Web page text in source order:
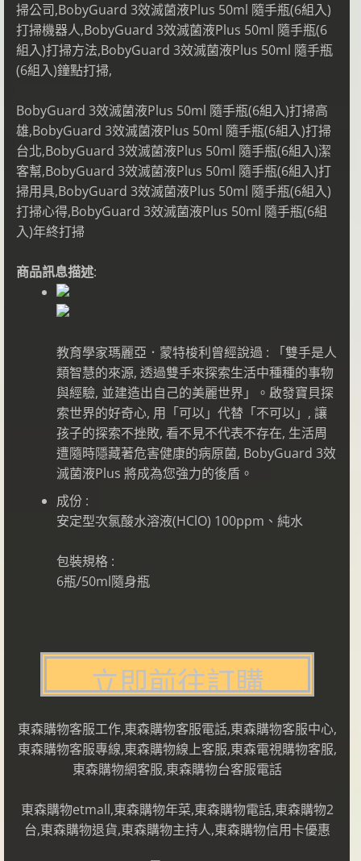
掃公司,BobyGuard 3效滅菌液Plus 50ml 隨手瓶(6組入)
打掃機器人,BobyGuard 3效滅菌液Plus 50ml 隨手瓶(6
組入)打掃方法,BobyGuard 3效滅菌液Plus 50ml 隨手瓶
(6組入)鐘點打掃,
BobyGuard 3效滅菌液Plus 50ml 隨手瓶(6組入)打掃高
雄,BobyGuard 3效滅菌液Plus 50ml 隨手瓶(6組入)打掃
台北,BobyGuard 3效滅菌液Plus 50ml 隨手瓶(6組入)潔
客幫,BobyGuard 3效滅菌液Plus 50ml 隨手瓶(6組入)打
掃用具,BobyGuard 3效滅菌液Plus 50ml 隨手瓶(6組入)
打掃心得,BobyGuard 3效滅菌液Plus 50ml 隨手瓶(6組
入)年終打掃
商品訊息描述:
教育學家瑪麗亞．蒙特梭利曾經說過 : 「雙手是人
類智慧的來源, 透過雙手來探索生活中種種的事物
與經驗, 並建造出自己的美麗世界」。啟發寶貝探
索世界的好奇心, 用「可以」代替「不可以」, 讓
孩子的探索不挫敗, 看不見不代表不存在, 生活周
遭隨時隱藏著危害健康的病原菌, BobyGuard 3效
滅菌液Plus 將成為您強力的後盾。
成份 :
安定型次氯酸水溶液(HClO) 100ppm、純水
包裝規格 :
6瓶/50ml隨身瓶
東森購物客服工作,東森購物客服電話,東森購物客服中心,
東森購物客服專線,東森購物線上客服,東森電視購物客服,
東森購物網客服,東森購物台客服電話
東森購物etmall,東森購物年菜,東森購物電話,東森購物2
台,東森購物退貨,東森購物主持人,東森購物信用卡優惠